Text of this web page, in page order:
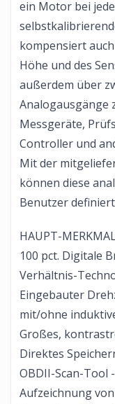
ein Motor bei
kompensiert
Höhe und des
außerdem über
Analogausgänge
Messgeräte,
Controller und
Mit der
können diese
Benutzer
HAUPT-
100 pct. Digitale
Verhältnis-
Eingebauter
mit/ohne
Großes,
Direktes
OBDII-Scan-Tool
Aufzeichnung